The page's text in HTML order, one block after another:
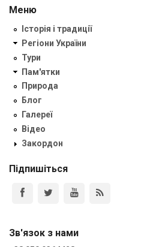
Меню
Історія і традиції
Регіони України
Тури
Пам'ятки
Природа
Блог
Галереї
Відео
Закордон
Підпишіться
Зв'язок з нами